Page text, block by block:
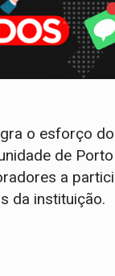
o esforço
de
a
da instituição.